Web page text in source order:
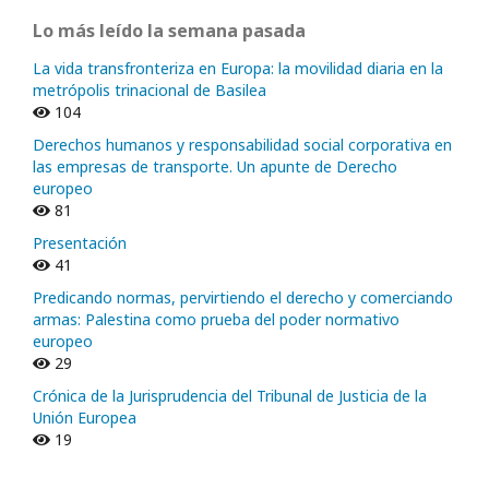
Lo más leído la semana pasada
La vida transfronteriza en Europa: la movilidad diaria en la
metrópolis trinacional de Basilea
104
Derechos humanos y responsabilidad social corporativa en
las empresas de transporte. Un apunte de Derecho
europeo
81
Presentación
41
Predicando normas, pervirtiendo el derecho y comerciando
armas: Palestina como prueba del poder normativo
europeo
29
Crónica de la Jurisprudencia del Tribunal de Justicia de la
Unión Europea
19